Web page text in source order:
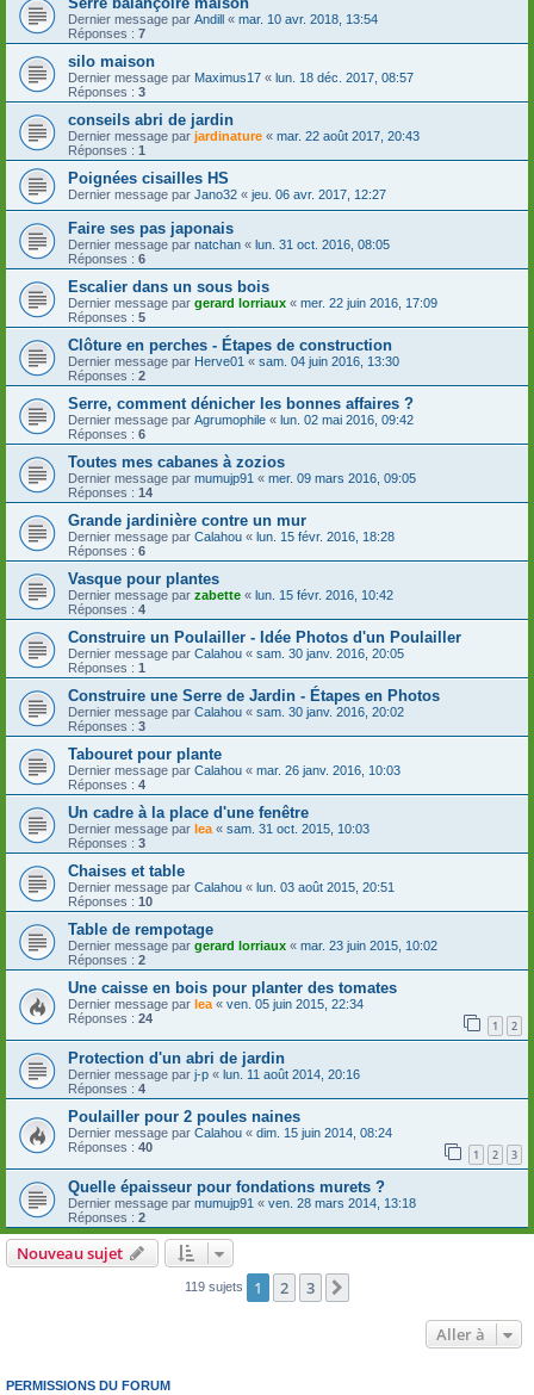
Dernier message par Andill « mar. 10 avr. 2018, 13:54
Réponses : 7
silo maison
Dernier message par Maximus17 « lun. 18 déc. 2017, 08:57
Réponses : 3
conseils abri de jardin
Dernier message par jardinature « mar. 22 août 2017, 20:43
Réponses : 1
Poignées cisailles HS
Dernier message par Jano32 « jeu. 06 avr. 2017, 12:27
Faire ses pas japonais
Dernier message par natchan « lun. 31 oct. 2016, 08:05
Réponses : 6
Escalier dans un sous bois
Dernier message par gerard lorriaux « mer. 22 juin 2016, 17:09
Réponses : 5
Clôture en perches - Étapes de construction
Dernier message par Herve01 « sam. 04 juin 2016, 13:30
Réponses : 2
Serre, comment dénicher les bonnes affaires ?
Dernier message par Agrumophile « lun. 02 mai 2016, 09:42
Réponses : 6
Toutes mes cabanes à zozios
Dernier message par mumujp91 « mer. 09 mars 2016, 09:05
Réponses : 14
Grande jardinière contre un mur
Dernier message par Calahou « lun. 15 févr. 2016, 18:28
Réponses : 6
Vasque pour plantes
Dernier message par zabette « lun. 15 févr. 2016, 10:42
Réponses : 4
Construire un Poulailler - Idée Photos d'un Poulailler
Dernier message par Calahou « sam. 30 janv. 2016, 20:05
Réponses : 1
Construire une Serre de Jardin - Étapes en Photos
Dernier message par Calahou « sam. 30 janv. 2016, 20:02
Réponses : 3
Tabouret pour plante
Dernier message par Calahou « mar. 26 janv. 2016, 10:03
Réponses : 4
Un cadre à la place d'une fenêtre
Dernier message par lea« sam. 31 oct. 2015, 10:03
Réponses : 3
Chaises et table
Dernier message par Calahou « lun. 03 août 2015, 20:51
Réponses : 10
Table de rempotage
Dernier message par gerard lorriaux « mar. 23 juin 2015, 10:02
Réponses : 2
Une caisse en bois pour planter des tomates
Dernier message par lea« ven. 05 juin 2015, 22:34
Réponses : 24 1 2
Protection d'un abri de jardin
Dernier message par j-p « lun. 11 août 2014, 20:16
Réponses : 4
Poulailler pour 2 poules naines
Dernier message par Calahou « dim. 15 juin 2014, 08:24
Réponses : 40 1 2 3
Quelle épaisseur pour fondations murets ?
Dernier message par mumujp91 « ven. 28 mars 2014, 13:18
Réponses : 2
Nouveau sujet
119 sujets 1 2 3
Aller à
PERMISSIONS DU FORUM